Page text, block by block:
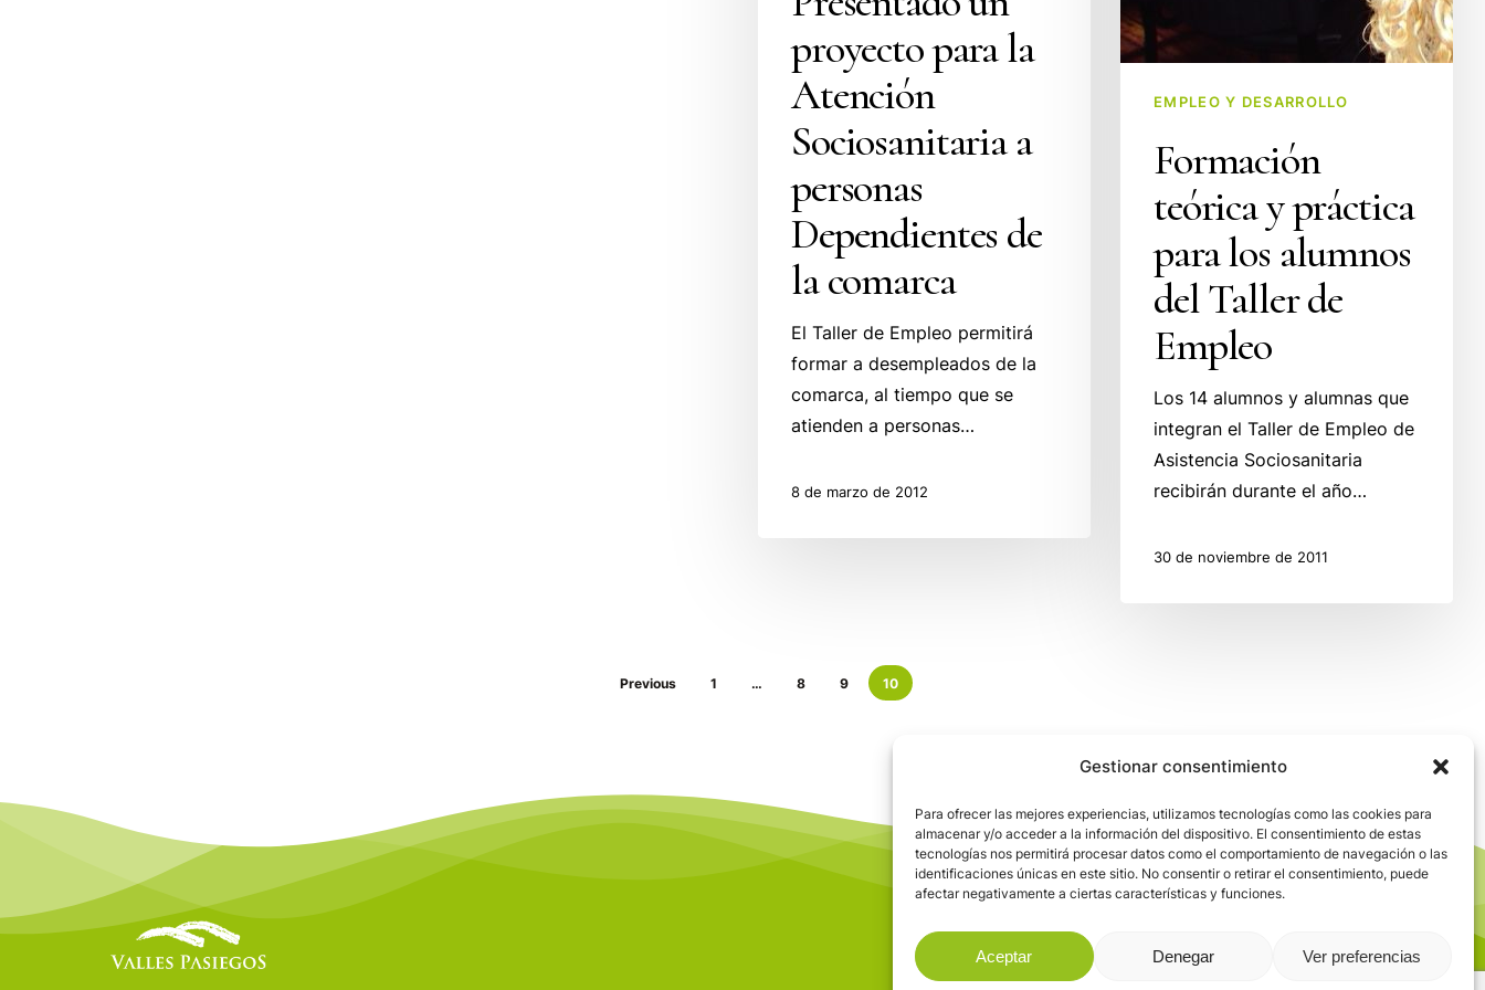
Gestionar consentimiento
Para ofrecer las mejores experiencias, utilizamos tecnologías como las cookies para
almacenar y/o acceder a la información del dispositivo. El consentimiento de estas
tecnologías nos permitirá procesar datos como el comportamiento de navegación o las
identificaciones únicas en este sitio. No consentir o retirar el consentimiento, puede
afectar negativamente a ciertas características y funciones.
Aceptar Denegar Ver preferencias
proyecto para la
Atención
Sociosanitaria a
personas
Dependientes de
la comarca
El Taller de Empleo permitirá
formar a desempleados de la
comarca, al tiempo que se
atienden a personas…
8 de marzo de 2012
EMPLEO Y DESARROLLO
Formación
teórica y práctica
para los alumnos
del Taller de
Empleo
Los 14 alumnos y alumnas que
integran el Taller de Empleo de
Asistencia Sociosanitaria
recibirán durante el año…
30 de noviembre de 2011
Previous 1 … 8 9 10